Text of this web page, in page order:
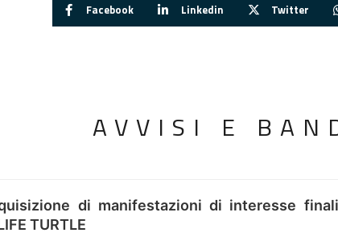
Facebook Linkedin Twitter
AVVISI E
di manifestazioni di interesse
TURTLE